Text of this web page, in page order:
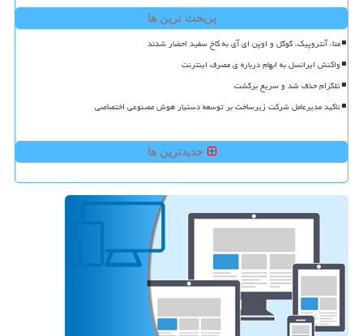
پربحث ترین ها
متا، آنتروپیک، گوگل و اوپن ای آی به کاخ سفید احضار شدند
واکنش ایرانسل به ابهام درباره ی مصرف اینترنت
تلگرام حذف شد و سریع برگشت
تاکید مدیرعامل شرکت زیرساخت بر توسعه دستیار هوش مصنوعی اختصاصی
جدیدترین ها